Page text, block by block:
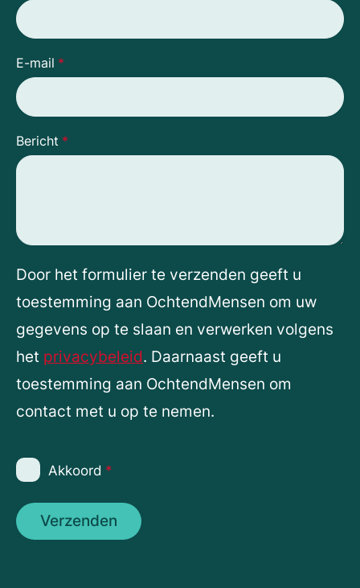
E-mail *
Bericht *
Door het formulier te verzenden geeft u
toestemming aan OchtendMensen om uw
gegevens op te slaan en verwerken volgens
het privacybeleid. Daarnaast geeft u
toestemming aan OchtendMensen om
contact met u op te nemen.
Akkoord *